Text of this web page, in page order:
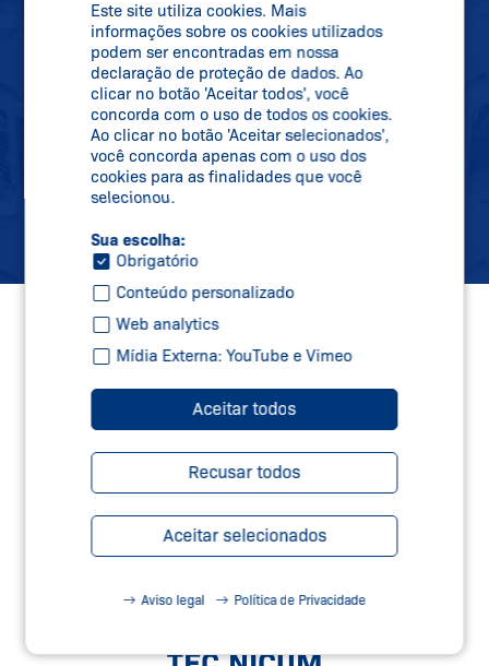
Se inscreva em nossa newsletter e receba
todas as informações sobre novidades,
datas de feiras e novos produtos
diretamente na sua caixa de correio.
Este site utiliza cookies. Mais
informações sobre os cookies utilizados
podem ser encontradas em nossa
declaração de proteção de dados. Ao
clicar no botão 'Aceitar todos', você
concorda com o uso de todos os cookies.
Ao clicar no botão 'Aceitar selecionados',
você concorda apenas com o uso dos
cookies para as finalidades que você
selecionou.
Sua escolha:
Obrigatório
Conteúdo personalizado
Web analytics
Mídia Externa: YouTube e Vimeo
Aceitar todos
Recusar todos
Aceitar selecionados
Aviso legal Política de Privacidade